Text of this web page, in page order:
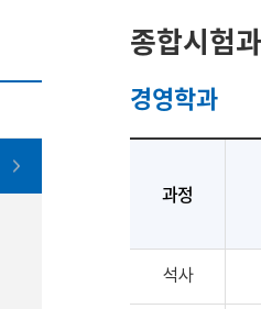
종합시험
경영학과
과정
석사